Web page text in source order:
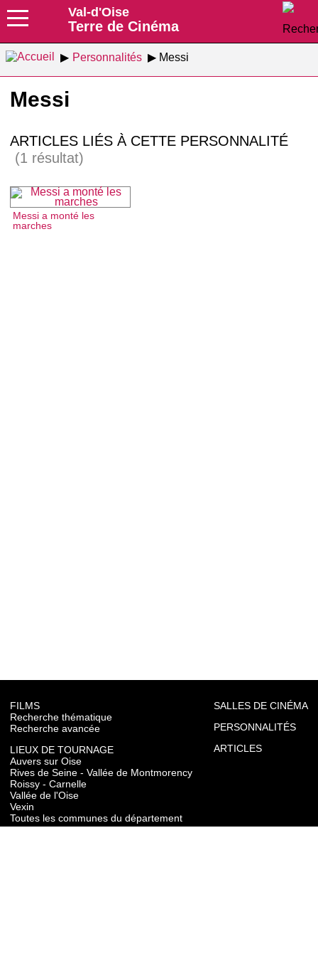
Val-d'Oise
Terre de Cinéma
Personnalités Messi
Messi
ARTICLES LIÉS À CETTE PERSONNALITÉ
(1 résultat)
Messi a monté les
marches
FILMS
Recherche thématique
Recherche avancée
LIEUX DE TOURNAGE
Auvers sur Oise
Rives de Seine - Vallée de Montmorency
Roissy - Carnelle
Vallée de l'Oise
Vexin
Toutes les communes du département
SALLES DE CINÉMA
PERSONNALITÉS
ARTICLES